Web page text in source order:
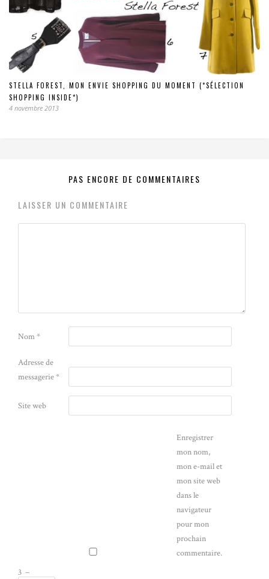
STELLA FOREST, MON ENVIE SHOPPING DU MOMENT (*SÉLECTION
SHOPPING INSIDE*)
4 novembre 2013
PAS ENCORE DE COMMENTAIRES
LAISSER UN COMMENTAIRE
Nom*
Adresse de
messagerie*
Site web
Enregistrer
mon nom,
mon e-mail et
mon site web
dans le
navigateur
pour mon
prochain
commentaire.
3 −